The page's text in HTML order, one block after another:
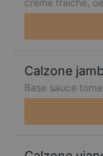
crème fraîche,
Calzone
Base sauce